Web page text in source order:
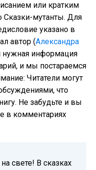
или кратким
мутанты. Для
указано в
автор (Александра
нужная информация
и мы постараемся
Читатели могут
что
Не забудьте и вы
в комментариях
свете! В сказках